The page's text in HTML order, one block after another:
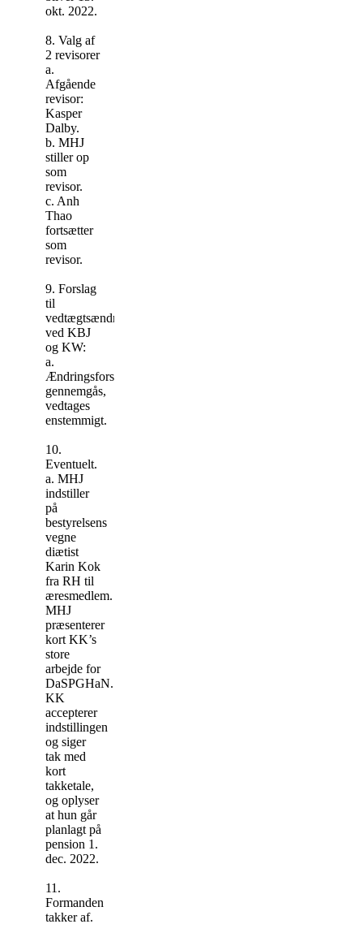
okt. 2022.
8. Valg af
2 revisorer
a.
Afgående
revisor:
Kasper
Dalby.
b. MHJ
stiller op
som
revisor.
c. Anh
Thao
fortsætter
som
revisor.
9. Forslag
til
vedtægtsændringer
ved KBJ
og KW:
a.
Ændringsforslag
gennemgås,
vedtages
enstemmigt.
10.
Eventuelt.
a. MHJ
indstiller
på
bestyrelsens
vegne
diætist
Karin Kok
fra RH til
æresmedlem.
MHJ
præsenterer
kort KK’s
store
arbejde for
DaSPGHaN.
KK
accepterer
indstillingen
og siger
tak med
kort
takketale,
og oplyser
at hun går
planlagt på
pension 1.
dec. 2022.
11.
Formanden
takker af.